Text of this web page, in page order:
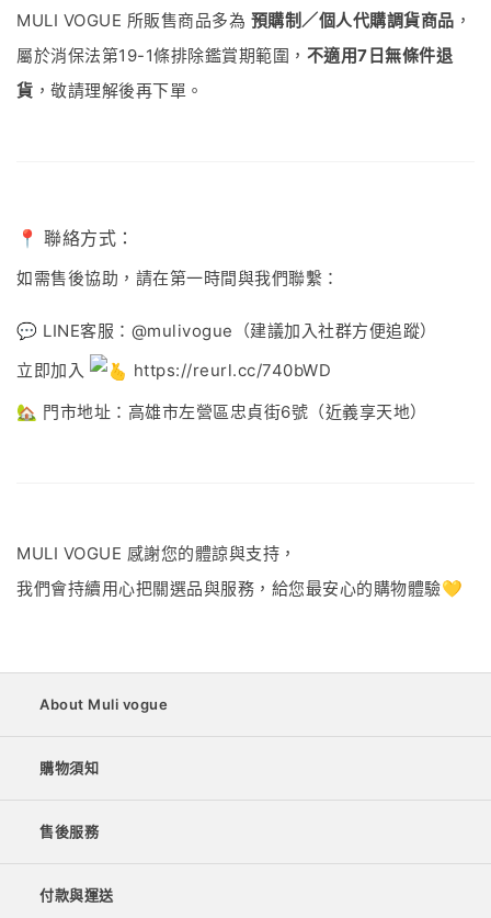
MULI VOGUE 所販售商品多為 預購制／個人代購調貨商品 ，
屬於消保法第19-1條排除鑑賞期範圍， 不適用7日無條件退
貨 ，敬請理解後再下單。
📍 聯絡方式：
如需售後協助，請在第一時間與我們聯繫：
💬 LINE客服：@mulivogue（建議加入社群方便追蹤）
立即加入
https://reurl.cc/740bWD
🏡 門市地址：高雄市左營區忠貞街6號（近義享天地）
MULI VOGUE 感謝您的體諒與支持，
我們會持續用心把關選品與服務，給您最安心的購物體驗💛
About Muli vogue
購物須知
售後服務
付款與運送